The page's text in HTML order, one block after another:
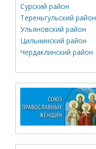
Сурский район
Тереньгульский район
Ульяновский район
Цильнинский район
Чердаклинский район